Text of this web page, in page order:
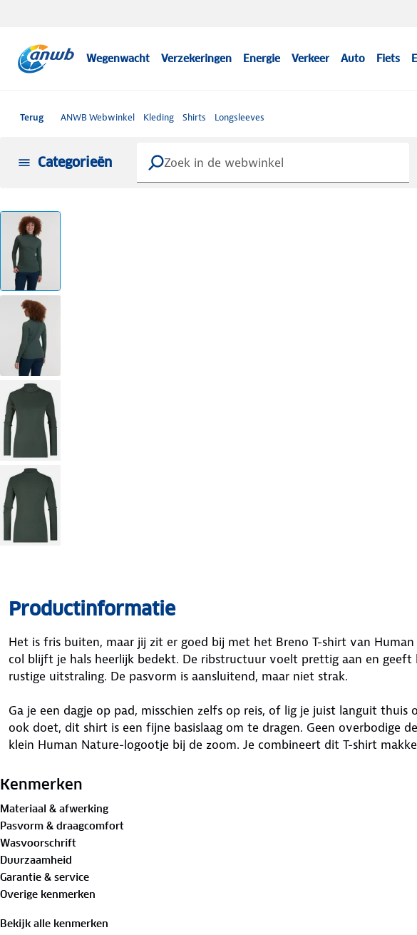
Wegenwacht Verzekeringen Energie Verkeer Auto Fiets
Terug ANWB Webwinkel Kleding Shirts Longsleeves
Categorieën
Productinformatie
Het is fris buiten, maar jij zit er goed bij met het Breno T-shirt van
col blijft je hals heerlijk bedekt. De ribstructuur voelt prettig aan en geeft
rustige uitstraling. De pasvorm is aansluitend, maar niet strak.
Ga je een dagje op pad, misschien zelfs op reis, of lig je juist languit thuis
ook doet, dit shirt is een fijne basislaag om te dragen. Geen overbodige
klein Human Nature-logootje bij de zoom. Je combineert dit T-shirt
96%biologisch katoen
Is je kleding aan vervanging toe? Lever het in bij onze winkels. Wij geven
bestemming aan.
Kenmerken
Materiaal & afwerking
Pasvorm & draagcomfort
Wasvoorschrift
Duurzaamheid
Garantie & service
Overige kenmerken
Bekijk alle kenmerken